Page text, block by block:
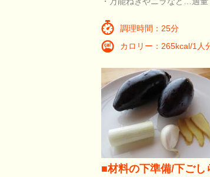
調理時間：25分
カロリー：265kcal/1人
■材料の下準備/下ごし